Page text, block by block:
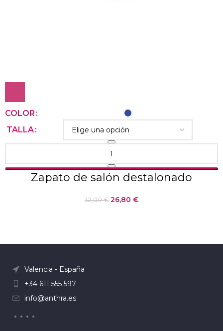
COLOR
TALLA
Zapato de salón destalonado
32,00€ 26,80 €
Valencia - España
+34 611 555 597
info@anthra.es